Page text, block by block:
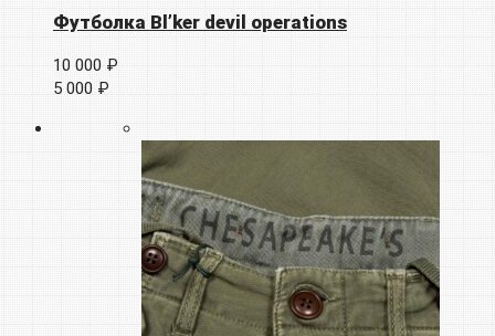
Футболка Bl’ker devil operations
10 000 ₽
5 000 ₽